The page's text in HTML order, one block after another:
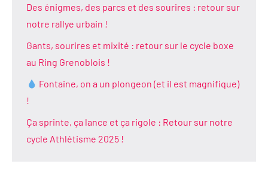
Des énigmes, des parcs et des sourires : retour sur
notre rallye urbain !
Gants, sourires et mixité : retour sur le cycle boxe
au Ring Grenoblois !
Fontaine, on a un plongeon (et il est magnifique)
!
Ça sprinte, ça lance et ça rigole : Retour sur notre
cycle Athlétisme 2025 !